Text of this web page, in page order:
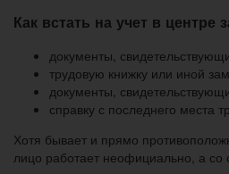
Как встать на учет в центре
документы,
трудовую книжку или иной
документы,
справку с последнего места
Хотя бывает и прямо
лицо работает неофициально, а со